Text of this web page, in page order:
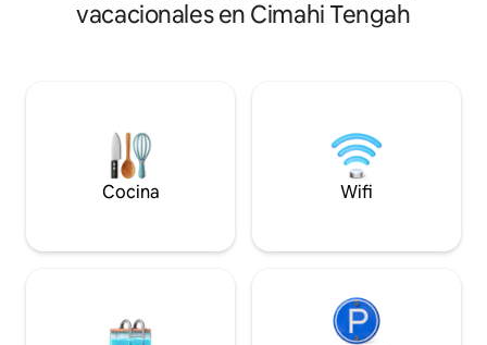
Diseñada con una filosofía purista y
tranquila, intencional y personal.
¡Estamos ansiosos por darte la
bienvenida a este retiro!
dormitorio
velocidad Woosh.
deben presentar
matrimonio o
vacacionales en Cimahi Tengah
Cocina Wifi